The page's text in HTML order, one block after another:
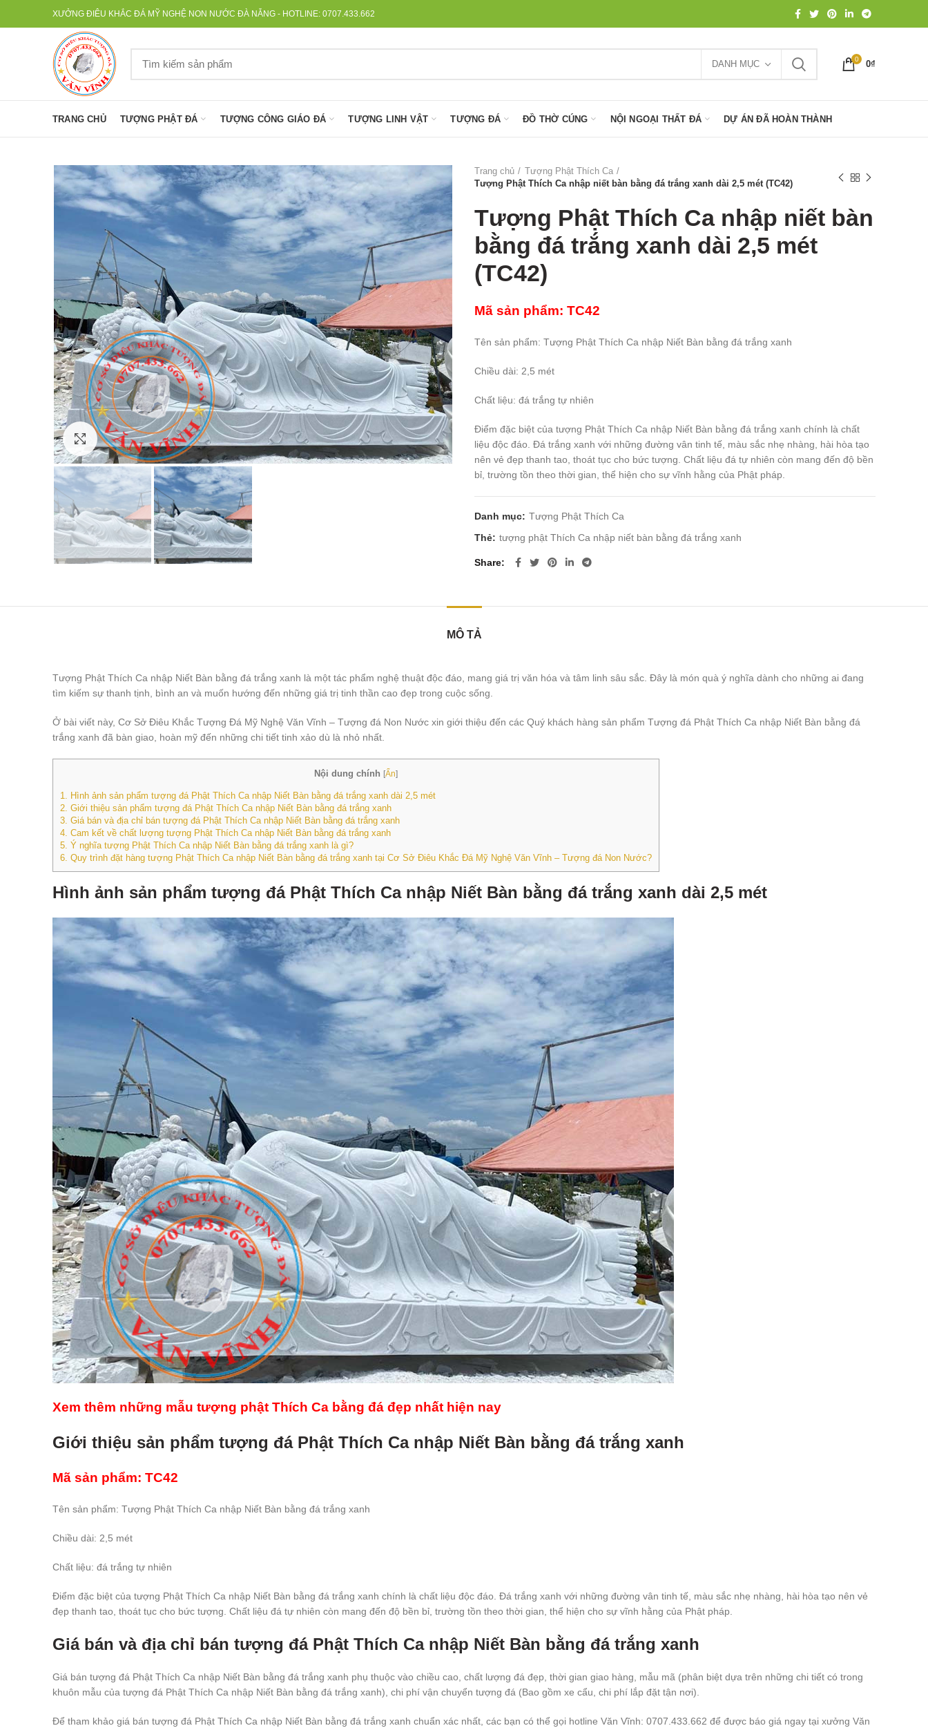
XƯỞNG ĐIÊU KHẮC ĐÁ MỸ NGHỆ NON NƯỚC ĐÀ NẴNG - HOTLINE: 0707.433.662
DANH MỤC 0 0₫
TRANG CHỦ TƯỢNG PHẬT ĐÁ TƯỢNG CÔNG GIÁO ĐÁ TƯỢNG LINH VẬT TƯỢNG ĐÁ ĐỒ THỜ CÚNG NỘI NGOẠI THẤT ĐÁ DỰ ÁN ĐÃ HOÀN THÀNH
Click to enlarge
Trang chủ
Tượng Phật Thích Ca
Tượng Phật Thích Ca nhập niết bàn bằng đá trắng xanh dài 2,5 mét (TC42)
Tượng Phật Thích Ca nhập niết bàn
bằng đá trắng xanh dài 2,5 mét
(TC42)
Mã sản phẩm: TC42
Tên sản phẩm: Tượng Phật Thích Ca nhập Niết Bàn bằng đá trắng xanh
Chiều dài: 2,5 mét
Chất liệu: đá trắng tự nhiên
Điểm đặc biệt của tượng Phật Thích Ca nhập Niết Bàn bằng đá trắng xanh chính là chất
liệu độc đáo. Đá trắng xanh với những đường vân tinh tế, màu sắc nhẹ nhàng, hài hòa tạo
nên vẻ đẹp thanh tao, thoát tục cho bức tượng. Chất liệu đá tự nhiên còn mang đến độ bền
bỉ, trường tồn theo thời gian, thể hiện cho sự vĩnh hằng của Phật pháp.
Danh mục: Tượng Phật Thích Ca
Thẻ: tượng phật Thích Ca nhập niết bàn bằng đá trắng xanh
Share
MÔ TẢ
Tượng Phật Thích Ca nhập Niết Bàn bằng đá trắng xanh là một tác phẩm nghệ thuật độc đáo, mang giá trị văn hóa và tâm linh sâu sắc. Đây là món quà ý nghĩa dành cho những ai đang
tìm kiếm sự thanh tịnh, bình an và muốn hướng đến những giá trị tinh thần cao đẹp trong cuộc sống.
Ở bài viết này, Cơ Sở Điêu Khắc Tượng Đá Mỹ Nghệ Văn Vĩnh – Tượng đá Non Nước xin giới thiệu đến các Quý khách hàng sản phẩm Tượng đá Phật Thích Ca nhập Niết Bàn bằng đá
trắng xanh đã bàn giao, hoàn mỹ đến những chi tiết tinh xảo dù là nhỏ nhất.
Nội dung chính [Ẩn]
1. Hình ảnh sản phẩm tượng đá Phật Thích Ca nhập Niết Bàn bằng đá trắng xanh dài 2,5 mét
2. Giới thiệu sản phẩm tượng đá Phật Thích Ca nhập Niết Bàn bằng đá trắng xanh
3. Giá bán và địa chỉ bán tượng đá Phật Thích Ca nhập Niết Bàn bằng đá trắng xanh
4. Cam kết về chất lượng tượng Phật Thích Ca nhập Niết Bàn bằng đá trắng xanh
5. Ý nghĩa tượng Phật Thích Ca nhập Niết Bàn bằng đá trắng xanh là gì?
6. Quy trình đặt hàng tượng Phật Thích Ca nhập Niết Bàn bằng đá trắng xanh tại Cơ Sở Điêu Khắc Đá Mỹ Nghệ Văn Vĩnh – Tượng đá Non Nước?
Hình ảnh sản phẩm tượng đá Phật Thích Ca nhập Niết Bàn bằng đá trắng xanh dài 2,5 mét
Xem thêm những mẫu tượng phật Thích Ca bằng đá đẹp nhất hiện nay
Giới thiệu sản phẩm tượng đá Phật Thích Ca nhập Niết Bàn bằng đá trắng xanh
Mã sản phẩm: TC42
Tên sản phẩm: Tượng Phật Thích Ca nhập Niết Bàn bằng đá trắng xanh
Chiều dài: 2,5 mét
Chất liệu: đá trắng tự nhiên
Điểm đặc biệt của tượng Phật Thích Ca nhập Niết Bàn bằng đá trắng xanh chính là chất liệu độc đáo. Đá trắng xanh với những đường vân tinh tế, màu sắc nhẹ nhàng, hài hòa tạo nên vẻ
đẹp thanh tao, thoát tục cho bức tượng. Chất liệu đá tự nhiên còn mang đến độ bền bỉ, trường tồn theo thời gian, thể hiện cho sự vĩnh hằng của Phật pháp.
Giá bán và địa chỉ bán tượng đá Phật Thích Ca nhập Niết Bàn bằng đá trắng xanh
Giá bán tượng đá Phật Thích Ca nhập Niết Bàn bằng đá trắng xanh phụ thuộc vào chiều cao, chất lượng đá đẹp, thời gian giao hàng, mẫu mã (phân biệt dựa trên những chi tiết có trong
khuôn mẫu của tượng đá Phật Thích Ca nhập Niết Bàn bằng đá trắng xanh), chi phí vận chuyển tượng đá (Bao gồm xe cẩu, chi phí lắp đặt tận nơi).
Để tham khảo giá bán tượng đá Phật Thích Ca nhập Niết Bàn bằng đá trắng xanh chuẩn xác nhất, các bạn có thể gọi hotline Văn Vĩnh: 0707.433.662 để được báo giá ngay tại xưởng Văn